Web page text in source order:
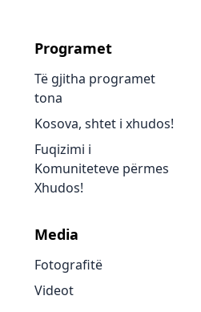
Programet
Të gjitha programet
tona
Kosova, shtet i xhudos!
Fuqizimi i
Komuniteteve përmes
Xhudos!
Media
Fotografitë
Videot